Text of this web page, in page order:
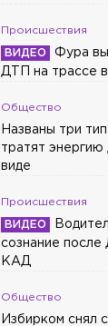
Происшествия
Фура
ДТП на трассе
Общество
Названы три
тратят
виде
Происшествия
сознание
КАД
Общество
Избирком снял